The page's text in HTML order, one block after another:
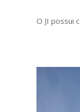
O JI possui